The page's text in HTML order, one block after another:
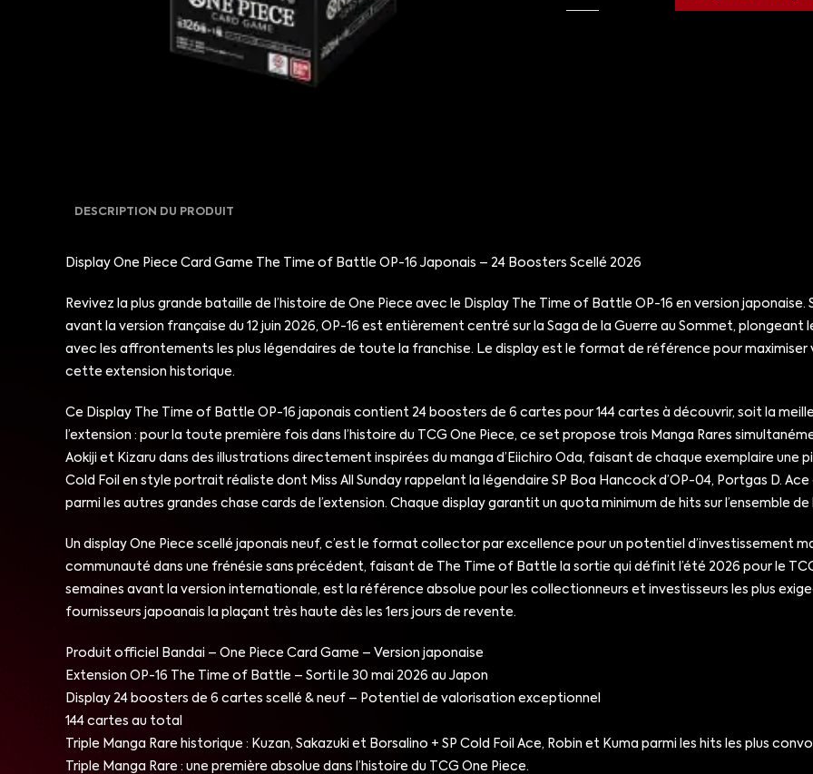
DESCRIPTION DU PRODUIT
Display One Piece Card Game The Time of Battle OP-16 Japonais – 24 Boosters Scellé 2026
Revivez la plus grande bataille de l’histoire de One Piece avec le Display The Time of Battle OP-16 en version
avant la version française du 12 juin 2026, OP-16 est entièrement centré sur la Saga de la Guerre au Sommet,
avec les affrontements les plus légendaires de toute la franchise. Le display est le format de référence pour maximiser
cette extension historique.
Ce Display The Time of Battle OP-16 japonais contient 24 boosters de 6 cartes pour 144 cartes à découvrir, soit la
l’extension : pour la toute première fois dans l’histoire du TCG One Piece, ce set propose trois Manga Rares
Aokiji et Kizaru dans des illustrations directement inspirées du manga d’Eiichiro Oda, faisant de chaque exemplaire
Cold Foil en style portrait réaliste dont Miss All Sunday rappelant la légendaire SP Boa Hancock d’OP-04, Portgas D.
parmi les autres grandes chase cards de l’extension. Chaque display garantit un quota minimum de hits sur l’ensemble
Un display One Piece scellé japonais neuf, c’est le format collector par excellence pour un potentiel d’investissement
communauté dans une frénésie sans précédent, faisant de The Time of Battle la sortie qui définit l’été 2026 pour le
semaines avant la version internationale, est la référence absolue pour les collectionneurs et investisseurs les plus
fournisseurs japoanais la plaçant très haute dès les 1ers jours de revente.
Produit officiel Bandai – One Piece Card Game – Version japonaise
Extension OP-16 The Time of Battle – Sorti le 30 mai 2026 au Japon
Display 24 boosters de 6 cartes scellé & neuf – Potentiel de valorisation exceptionnel
144 cartes au total
Triple Manga Rare historique : Kuzan, Sakazuki et Borsalino + SP Cold Foil Ace, Robin et Kuma parmi les hits les plus
Triple Manga Rare : une première absolue dans l’histoire du TCG One Piece.